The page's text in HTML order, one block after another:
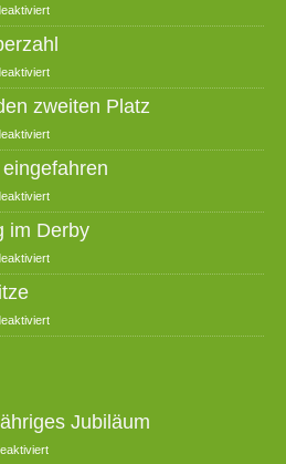
zweiten Platz
im Derby
Jubiläum